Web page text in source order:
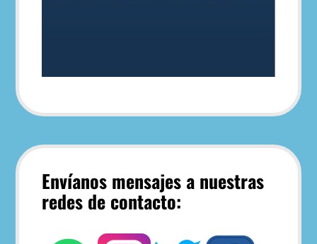
Envíanos mensajes a nuestras
redes de contacto: